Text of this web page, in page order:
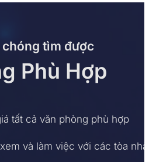
tìm được
Phù Hợp
tất cả văn phòng phù hợp
và làm việc với các tòa nhà